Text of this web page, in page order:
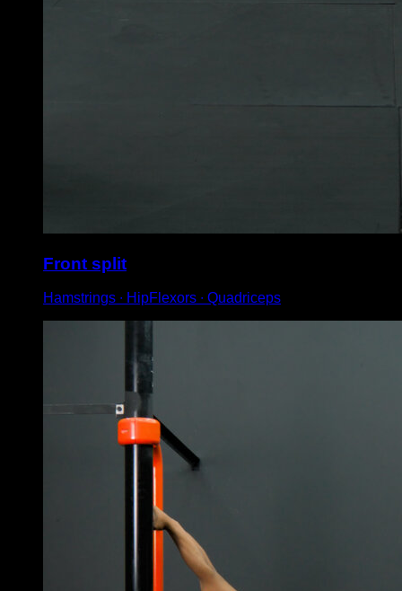
Front split
Hamstrings ∙ HipFlexors ∙ Quadriceps